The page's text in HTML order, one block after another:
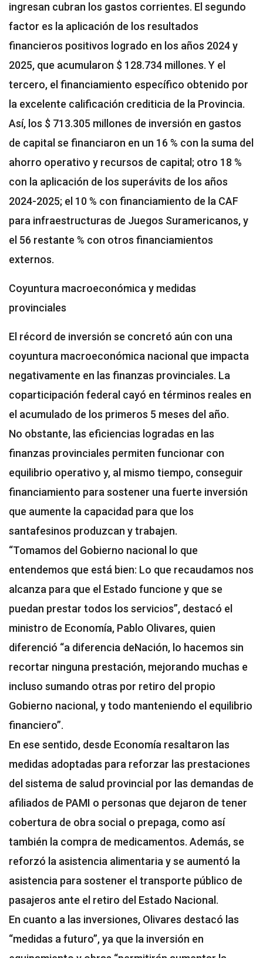
ingresan cubran los gastos corrientes. El segundo
factor es la aplicación de los resultados
financieros positivos logrado en los años 2024 y
2025, que acumularon $ 128.734 millones. Y el
tercero, el financiamiento específico obtenido por
la excelente calificación crediticia de la Provincia.
Así, los $ 713.305 millones de inversión en gastos
de capital se financiaron en un 16 % con la suma del
ahorro operativo y recursos de capital; otro 18 %
con la aplicación de los superávits de los años
2024-2025; el 10 % con financiamiento de la CAF
para infraestructuras de Juegos Suramericanos, y
el 56 restante % con otros financiamientos
externos.
Coyuntura macroeconómica y medidas
provinciales
El récord de inversión se concretó aún con una
coyuntura macroeconómica nacional que impacta
negativamente en las finanzas provinciales. La
coparticipación federal cayó en términos reales en
el acumulado de los primeros 5 meses del año.
No obstante, las eficiencias logradas en las
finanzas provinciales permiten funcionar con
equilibrio operativo y, al mismo tiempo, conseguir
financiamiento para sostener una fuerte inversión
que aumente la capacidad para que los
santafesinos produzcan y trabajen.
“Tomamos del Gobierno nacional lo que
entendemos que está bien: Lo que recaudamos nos
alcanza para que el Estado funcione y que se
puedan prestar todos los servicios”, destacó el
ministro de Economía, Pablo Olivares, quien
diferenció “a diferencia deNación, lo hacemos sin
recortar ninguna prestación, mejorando muchas e
incluso sumando otras por retiro del propio
Gobierno nacional, y todo manteniendo el equilibrio
financiero”.
En ese sentido, desde Economía resaltaron las
medidas adoptadas para reforzar las prestaciones
del sistema de salud provincial por las demandas de
afiliados de PAMI o personas que dejaron de tener
cobertura de obra social o prepaga, como así
también la compra de medicamentos. Además, se
reforzó la asistencia alimentaria y se aumentó la
asistencia para sostener el transporte público de
pasajeros ante el retiro del Estado Nacional.
En cuanto a las inversiones, Olivares destacó las
“medidas a futuro”, ya que la inversión en